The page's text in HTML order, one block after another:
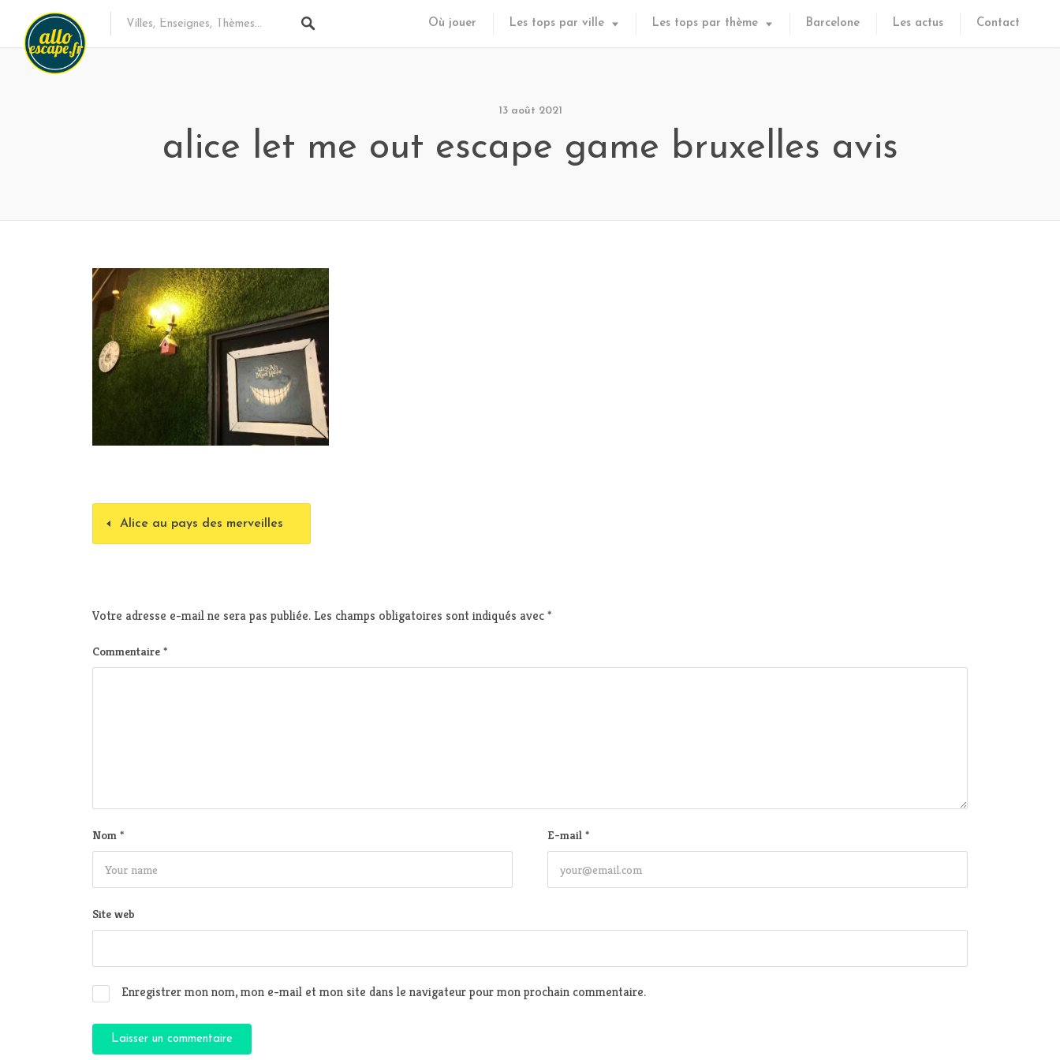
Où jouer Les tops par ville Les tops par thème Barcelone Les actus Contact
13 août 2021
alice let me out escape game bruxelles avis
Alice au pays des merveilles
Votre adresse e-mail ne sera pas publiée. Les champs obligatoires sont indiqués avec*
Commentaire *
Nom * E-mail*
Site web
Enregistrer mon nom, mon e-mail et mon site dans le navigateur pour mon prochain commentaire.